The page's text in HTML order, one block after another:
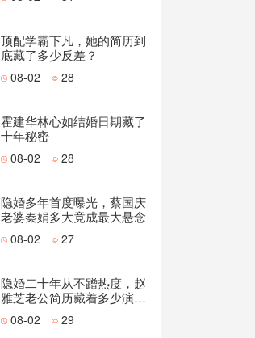
顶配学霸下凡，她的简历到
底藏了多少反差？
08-02 28
霍建华林心如结婚日期藏了
十年秘密
08-02 28
隐婚多年首度曝光，蔡国庆
老婆秦娟多大竟成最大悬念
08-02 27
隐婚二十年从不蹭热度，赵
雅芝老公简历藏着多少演技
08-02 29